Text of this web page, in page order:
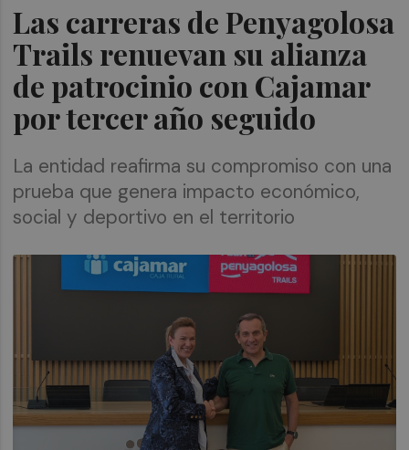
Las carreras de Penyagolosa
Trails renuevan su alianza
de patrocinio con Cajamar
por tercer año seguido
La entidad reafirma su compromiso con una
prueba que genera impacto económico,
social y deportivo en el territorio